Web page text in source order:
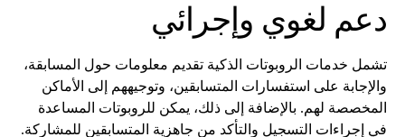
دعم لغوي وإجرائي
تشمل خدمات الروبوتات الذكية تقديم معلومات حول المسابقة،
والإجابة على استفسارات المتسابقين، وتوجيههم إلى الأماكن
المخصصة لهم. بالإضافة إلى ذلك، يمكن للروبوتات المساعدة
في إجراءات التسجيل والتأكد من جاهزية المتسابقين للمشاركة.